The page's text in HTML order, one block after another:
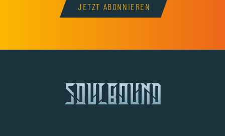
JETZT ABONNIEREN